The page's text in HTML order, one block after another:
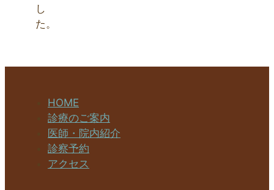
し
た。
HOME
診療のご案内
医師・院内紹介
診察予約
アクセス